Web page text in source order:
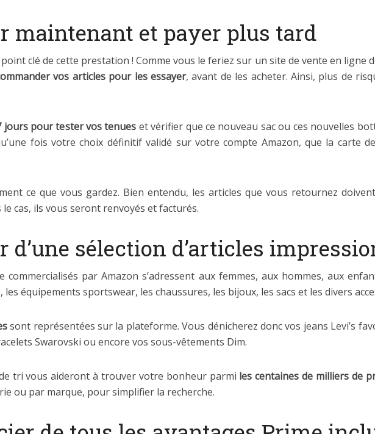
maintenant et payer plus tard
point clé de cette prestation ! Comme vous le feriez sur un site de vente en ligne
vos articles pour les essayer, avant de les acheter. Ainsi, plus de
jours pour tester vos tenues et vérifier que ce nouveau sac ou ces nouvelles
fois votre choix définitif validé sur votre compte Amazon, que la carte
ce que vous gardez. Bien entendu, les articles que vous retournez
le cas, ils vous seront renvoyés et facturés.
d’une sélection d’articles
commercialisés par Amazon s’adressent aux femmes, aux hommes, aux
les équipements sportswear, les chaussures, les bijoux, les sacs et les divers
sont représentées sur la plateforme. Vous dénicherez donc vos jeans Levi’s
Swarovski ou encore vos sous-vêtements Dim.
tri vous aideront à trouver votre bonheur parmi les centaines de milliers de
ou par marque, pour simplifier la recherche.